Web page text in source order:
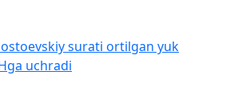
surati ortilgan yuk
uchradi